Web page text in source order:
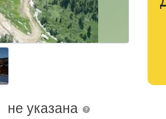
не указана